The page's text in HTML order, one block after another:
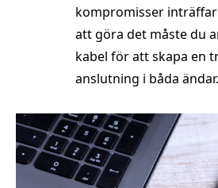
kompromisser
att göra det måste du
kabel för att skapa en
anslutning i båda ändar.